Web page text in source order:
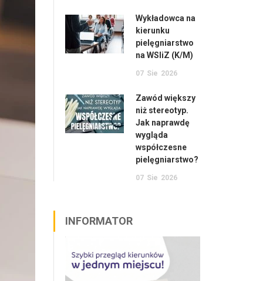
Wykładowca na
kierunku
pielęgniarstwo
na WSIiZ (K/M)
07 Sie 2026
Zawód większy
niż stereotyp.
Jak naprawdę
wygląda
współczesne
pielęgniarstwo?
07 Sie 2026
INFORMATOR